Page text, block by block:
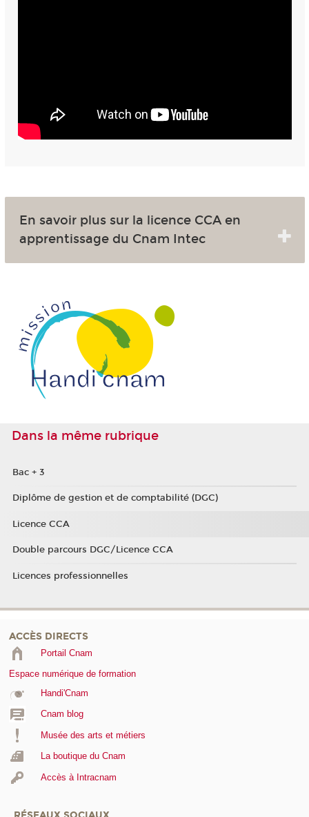
En savoir plus sur la licence CCA en
apprentissage du Cnam Intec
Dans la même rubrique
Bac + 3
Diplôme de gestion et de comptabilité (DGC)
Licence CCA
Double parcours DGC/Licence CCA
Licences professionnelles
ACCÈS DIRECTS
Portail Cnam
Espace numérique de formation
Handi'Cnam
Cnam blog
Musée des arts et métiers
La boutique du Cnam
Accès à Intracnam